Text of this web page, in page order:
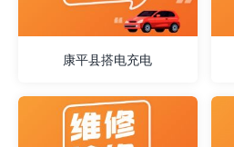
康平县搭电充电